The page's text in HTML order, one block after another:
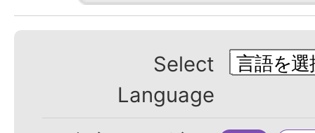
Select
Language